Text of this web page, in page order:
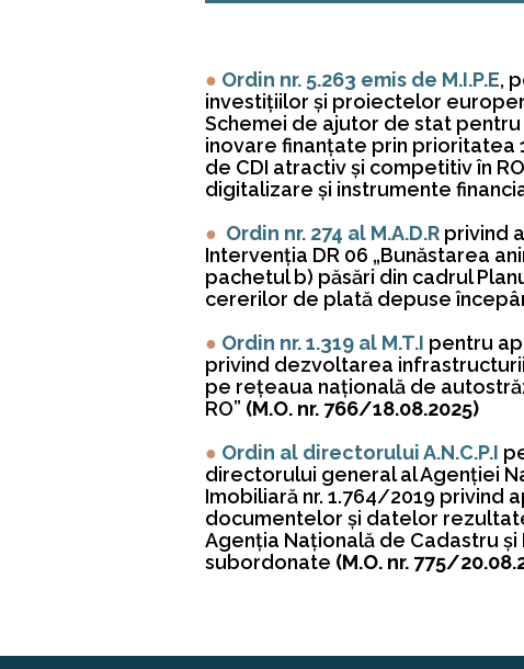
● Ordin nr. 5.263 emis de M.I.P.E,
investițiilor și proiectelor
Schemei de ajutor de stat
inovare finanțate prin prioritatea
de CDI atractiv și competitiv în
digitalizare și instrumente
● Ordin nr. 274 al M.A.D.R privind
Intervenția DR 06 „Bunăstarea
pachetul b) păsări din cadrul
cererilor de plată depuse
● Ordin nr. 1.319 al M.T.I pentru
privind dezvoltarea
pe rețeaua națională de
RO” (M.O. nr. 766/18.08.2025)
● Ordin al directorului A.N.C.P.I
directorului general al Agenției
Imobiliară nr. 1.764/2019
documentelor și datelor
Agenția Națională de Cadastru
subordonate (M.O. nr. 775/